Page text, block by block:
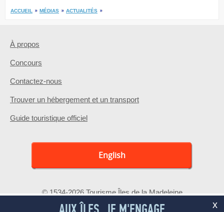
ACCUEIL MÉDIAS ACTUALITÉS
À propos
Concours
Contactez-nous
Trouver un hébergement et un transport
Guide touristique officiel
English
© 1534-2026 Tourisme Îles de la Madeleine
x